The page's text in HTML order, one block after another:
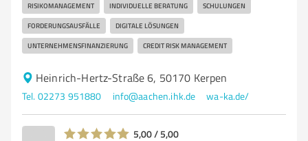
RISIKOMANAGEMENT INDIVIDUELLE BERATUNG SCHULUNGEN
FORDERUNGSAUSFÄLLE DIGITALE LÖSUNGEN
UNTERNEHMENSFINANZIERUNG CREDIT RISK MANAGEMENT
Heinrich-Hertz-Straße 6, 50170 Kerpen
Tel. 02273 951880 info@aachen.ihk.de wa-ka.de/
5,00 / 5,00